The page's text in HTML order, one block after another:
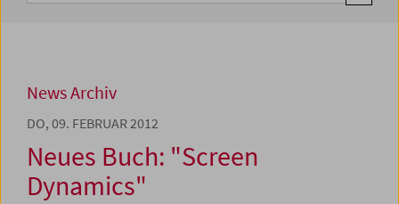
News Archiv
DO, 09. FEBRUAR 2012
Neues Buch: "Screen
Dynamics"